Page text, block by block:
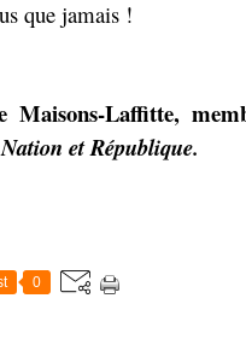
que jamais !
Maisons-Laffitte,
et République.
0